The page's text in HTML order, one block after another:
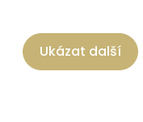
Ukázat další